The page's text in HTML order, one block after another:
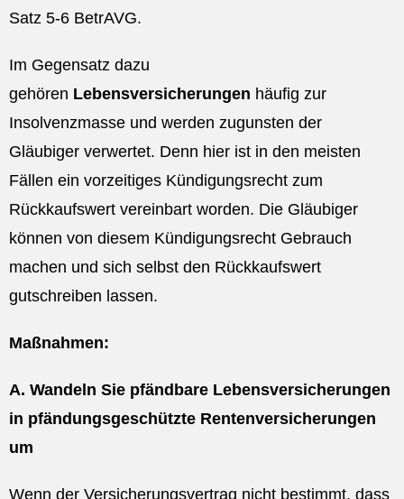
Satz 5-6 BetrAVG.
Im Gegensatz dazu
gehören Lebensversicherungen häufig zur
Insolvenzmasse und werden zugunsten der
Gläubiger verwertet. Denn hier ist in den meisten
Fällen ein vorzeitiges Kündigungsrecht zum
Rückkaufswert vereinbart worden. Die Gläubiger
können von diesem Kündigungsrecht Gebrauch
machen und sich selbst den Rückkaufswert
gutschreiben lassen.
Maßnahmen:
A. Wandeln Sie pfändbare Lebensversicherungen
in pfändungsgeschützte Rentenversicherungen
um
Wenn der Versicherungsvertrag nicht bestimmt, dass